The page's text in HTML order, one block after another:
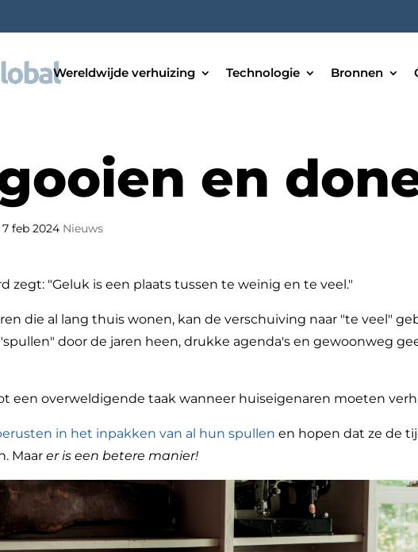
Wereldwijde verhuizing Technologie Bronnen
en
7 feb 2024 Nieuws
zegt: "Geluk is een plaats tussen te weinig en te veel."
die al lang thuis wonen, kan de verschuiving naar "te veel"
door de jaren heen, drukke agenda's en gewoonweg
een overweldigende taak wanneer huiseigenaren moeten
in het inpakken van al hun spullen en hopen dat ze de
Maarer is een betere manier!